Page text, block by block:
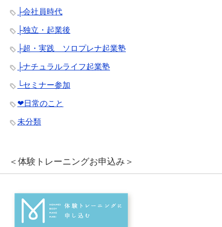
├会社員時代
├独立・起業後
├超・実践 ソロプレナ起業塾
├ナチュラルライフ起業塾
└セミナー参加
❤︎日常のこと
未分類
＜体験トレーニングお申込み＞